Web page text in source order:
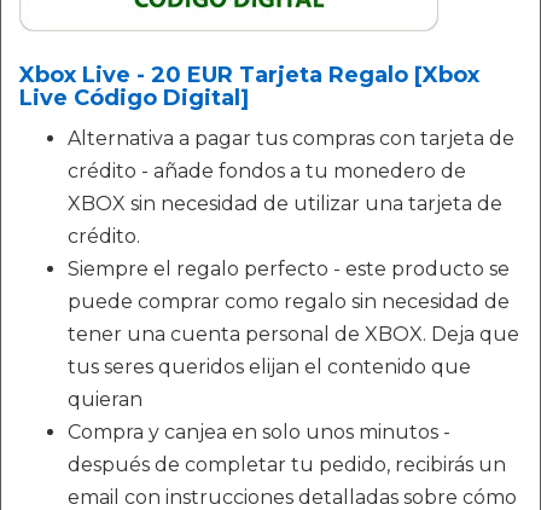
Xbox Live - 20 EUR Tarjeta Regalo [Xbox
Live Código Digital]
Alternativa a pagar tus compras con tarjeta de
crédito - añade fondos a tu monedero de
XBOX sin necesidad de utilizar una tarjeta de
crédito.
Siempre el regalo perfecto - este producto se
puede comprar como regalo sin necesidad de
tener una cuenta personal de XBOX. Deja que
tus seres queridos elijan el contenido que
quieran
Compra y canjea en solo unos minutos -
después de completar tu pedido, recibirás un
email con instrucciones detalladas sobre cómo